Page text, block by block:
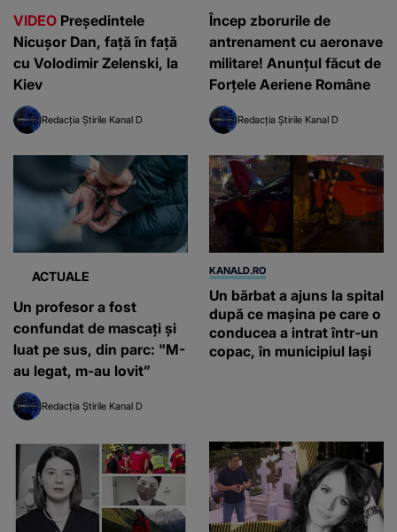
VIDEO Președintele
Nicușor Dan, față în față
cu Volodimir Zelenski, la
Kiev
Redacția Știrile Kanal D
Încep zborurile de
antrenament cu aeronave
militare! Anunțul făcut de
Forțele Aeriene Române
Redacția Știrile Kanal D
ACTUALE
Un profesor a fost
confundat de mascaţi şi
luat pe sus, din parc: "M-
au legat, m-au lovit”
Redacția Știrile Kanal D
KANALD.RO
Un bărbat a ajuns la spital
după ce mașina pe care o
conducea a intrat într-un
copac, în municipiul Iași